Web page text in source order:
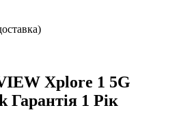
Xplore 1 5G
Гарантія 1 Рік